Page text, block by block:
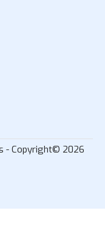
- Copyright© 2026